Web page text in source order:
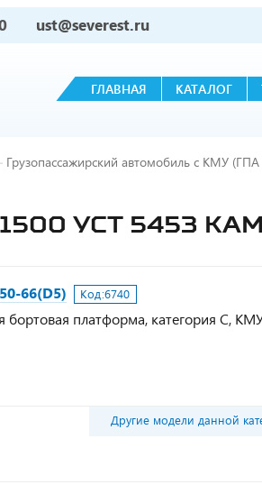
ust@severest.ru
ГЛАВНАЯ КАТАЛОГ
Грузопассажирский автомобиль с КМУ (ГПА
УСТ 5453
66(D5) Код:6740
бортовая платформа, категория С,
Другие модели данной